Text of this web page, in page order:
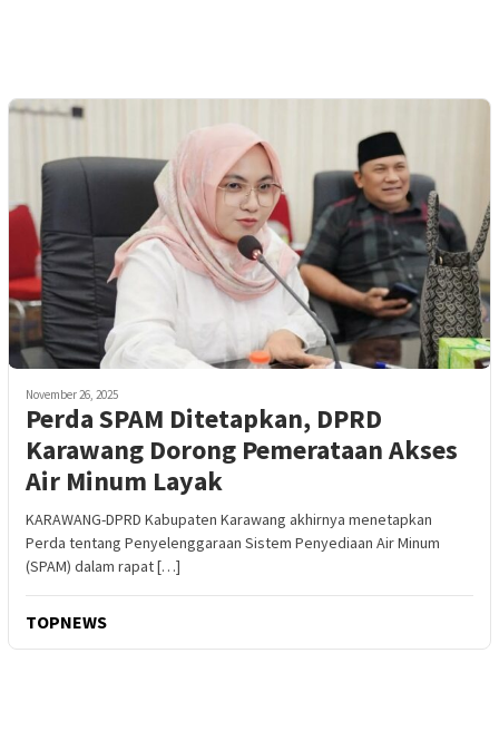
November 26, 2025
Perda SPAM Ditetapkan, DPRD
Karawang Dorong Pemerataan Akses
Air Minum Layak
KARAWANG-DPRD Kabupaten Karawang akhirnya menetapkan
Perda tentang Penyelenggaraan Sistem Penyediaan Air Minum
(SPAM) dalam rapat […]
TOPNEWS